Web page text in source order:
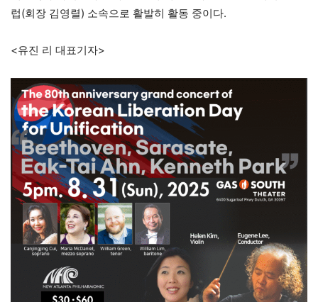
럽(회장 김영렬) 소속으로 활발히 활동 중이다.
<유진 리 대표기자>